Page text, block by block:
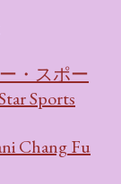
・スポー
Sports
Chang Fu